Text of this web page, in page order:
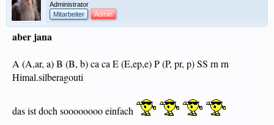
Administrator
Mitarbeiter
Admin
aber jana
A (A,ar, a) B (B, b) ca ca E (E,ep,e) P (P, pr, p) SS rn rn
Himal.silberagouti
das ist doch soooooooo einfach